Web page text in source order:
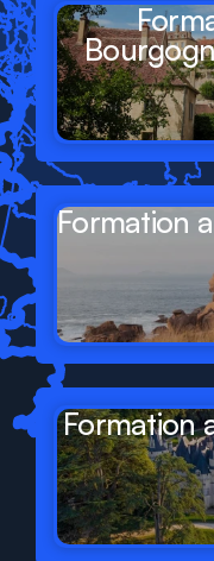
Formation
Formation